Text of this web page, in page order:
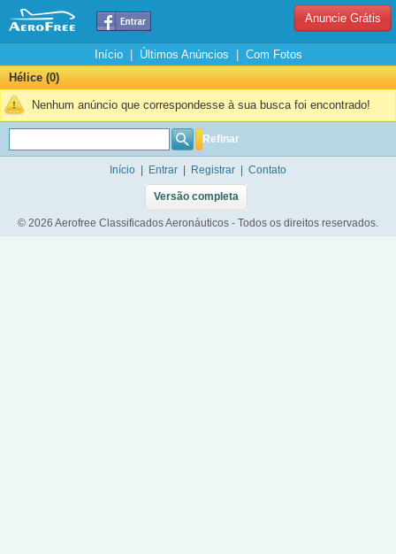
Anuncie Grátis
Início| Últimos Anúncios
Com Fotos
Hélice (0)
Nenhum anúncio que correspondesse à sua busca foi encontrado!
Refinar
Início Entrar Registrar Contato
Versão completa
© 2026 Aerofree Classificados Aeronáuticos - Todos os direitos reservados.